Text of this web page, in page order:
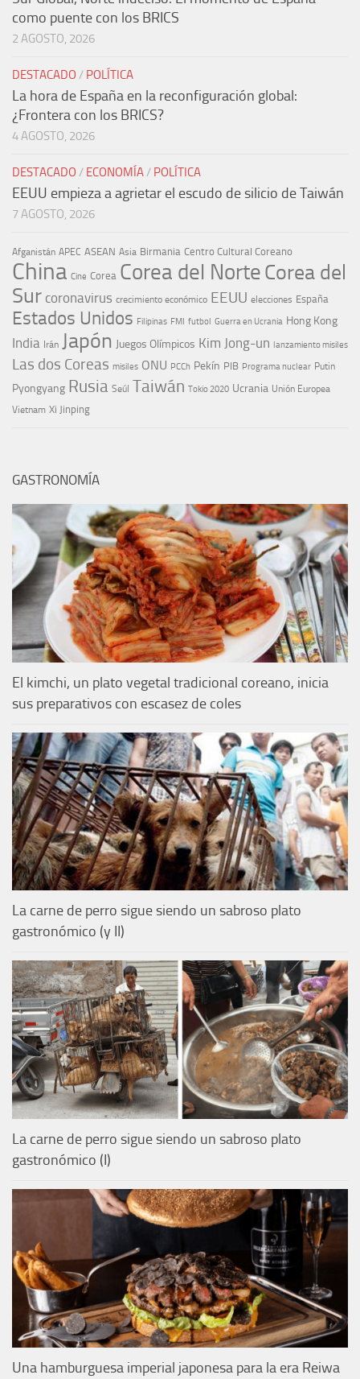
como puente con los BRICS
2 AGOSTO, 2026
DESTACADO / POLÍTICA
La hora de España en la reconfiguración global:
¿Frontera con los BRICS?
4 AGOSTO, 2026
DESTACADO / ECONOMÍA/ POLÍTICA
EEUU empieza a agrietar el escudo de silicio de Taiwán
7 AGOSTO, 2026
Afganistán APEC ASEAN Asia Birmania Centro Cultural Coreano
China Cine Corea Corea del NorteCorea del
Sur coronavirus crecimiento económico EEUU elecciones España
Estados Unidos Filipinas FMI futbol Guerra en Ucrania Hong Kong
India Irán Japón Juegos Olímpicos Kim Jong-un lanzamiento misiles
Las dos Coreas misiles ONU PCCh Pekín PIB Programa nuclear Putin
Pyongyang Rusia Seúl Taiwán Tokio 2020 Ucrania Unión Europea
Vietnam Xi Jinping
GASTRONOMÍA
El kimchi, un plato vegetal tradicional coreano, inicia
sus preparativos con escasez de coles
La carne de perro sigue siendo un sabroso plato
gastronómico (y II)
La carne de perro sigue siendo un sabroso plato
gastronómico (I)
Una hamburguesa imperial japonesa para la era Reiwa